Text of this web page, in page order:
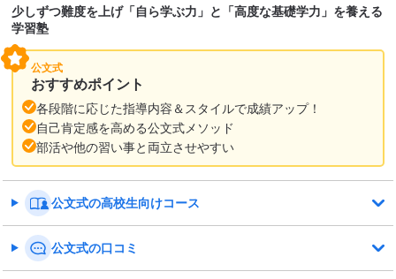
少しずつ難度を上げ「自ら学ぶ力」と「高度な基礎学力」を養える
学習塾
公文式
おすすめポイント
各段階に応じた指導内容＆スタイルで成績アップ！
自己肯定感を高める公文式メソッド
部活や他の習い事と両立させやすい
公文式の高校生向けコース
公文式の口コミ